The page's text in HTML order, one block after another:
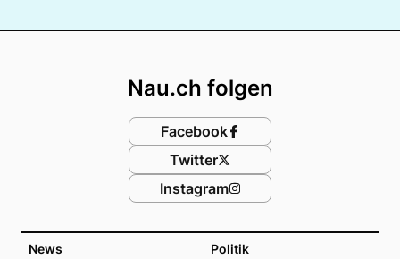
News Politik
Nau.ch folgen
Facebook
Twitter
Instagram